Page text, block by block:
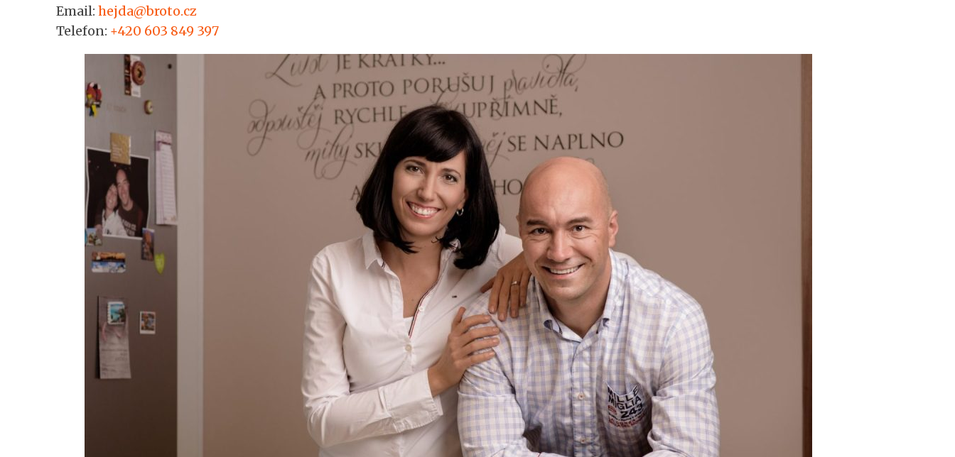
Email: hejda@broto.cz
Telefon: +420 603 849 397